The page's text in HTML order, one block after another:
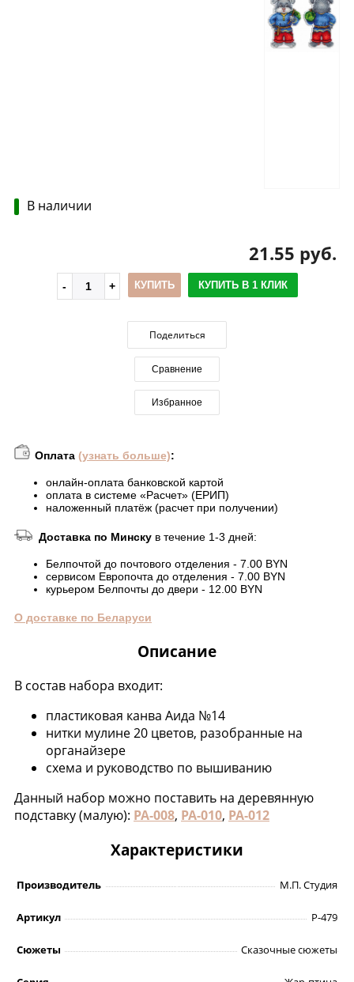
В наличии
21.55 руб.
КУПИТЬ КУПИТЬ В 1 КЛИК
Поделиться
Сравнение
Избранное
Оплата (узнать больше):
онлайн-оплата банковской картой
оплата в системе «Расчет» (ЕРИП)
наложенный платёж (расчет при получении)
Доставка по Минску в течение 1-3 дней:
Белпочтой до почтового отделения - 7.00 BYN
сервисом Европочта до отделения - 7.00 BYN
курьером Белпочты до двери - 12.00 BYN
О доставке по Беларуси
Описание
В состав набора входит:
пластиковая канва Аида №14
нитки мулине 20 цветов, разобранные на
органайзере
схема и руководство по вышиванию
Данный набор можно поставить на деревянную
подставку (малую): РА-008, РА-010, РА-012
Характеристики
Производитель М.П. Студия
Артикул Р-479
Сюжеты Сказочные сюжеты